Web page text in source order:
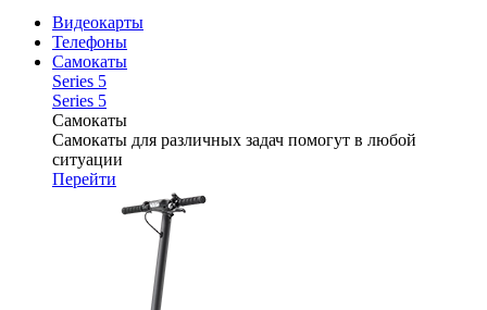
Видеокарты
Телефоны
Самокаты
Series 5
Series 5
Самокаты
Самокаты для различных задач помогут в любой
ситуации
Перейти